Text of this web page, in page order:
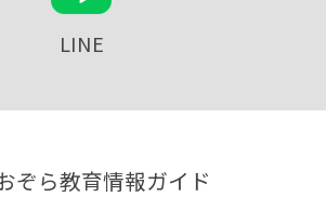
LINE
ぞら教育情報ガイド